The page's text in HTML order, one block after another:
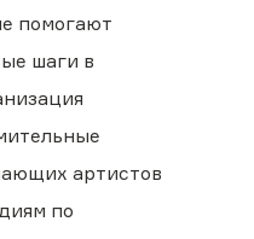
помогают
шаги в
артистов
по